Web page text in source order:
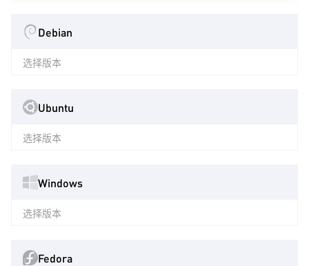
Debian
选择版本
Ubuntu
选择版本
Windows
选择版本
Fedora